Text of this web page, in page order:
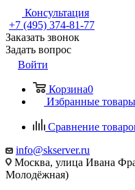
Консультация
+7 (495) 374-81-77
Заказать звонок
Задать вопрос
Войти
Корзина0
Избранные товары
Сравнение
info@skserver.ru
Москва, улица Ивана
Молодёжная)